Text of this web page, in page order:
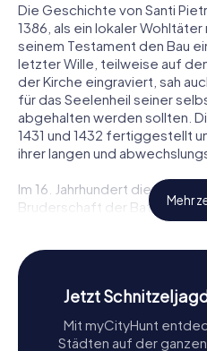
Die Geschichte von Santi
1386, als ein lokaler
seinem Testament den Bau
letzter Wille, teilweise auf
der Kirche eingraviert, sah
für das Seelenheil seiner
abgehalten werden sollten.
1431 und 1432 fertiggestellt
ihrer langen und
Im 16. Jahrhundert diente
Bruderschaft der Battuti della
diese zur Kirche der Heiligen
Santi Pietro e Paolo zu einer
einer provisorischen
des heiligen Philipp Neri, bis
Mehr
Jetzt
Mit myCityHunt
Städten auf der